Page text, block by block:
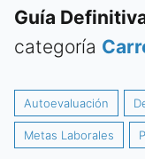
Guía
categoría
Autoevaluación
Metas Laborales